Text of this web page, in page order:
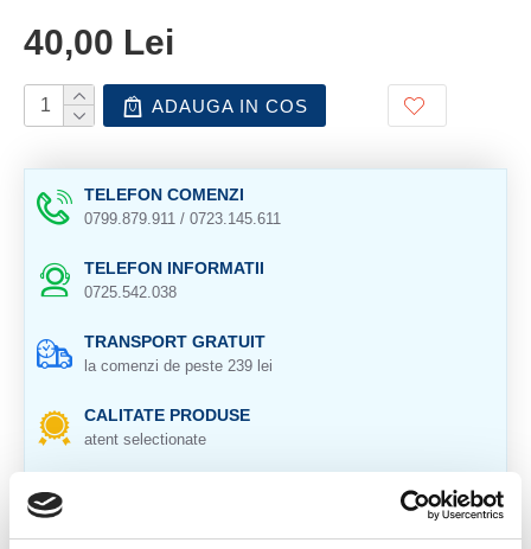
40,00 Lei
ADAUGA IN COS
TELEFON COMENZI
0799.879.911 / 0723.145.611
TELEFON INFORMATII
0725.542.038
TRANSPORT GRATUIT
la comenzi de peste 239 lei
CALITATE PRODUSE
atent selectionate